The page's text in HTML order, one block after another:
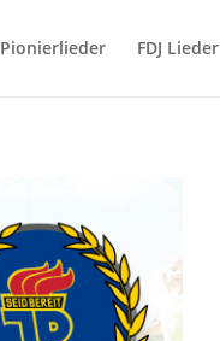
Pionierlieder FDJ Lieder